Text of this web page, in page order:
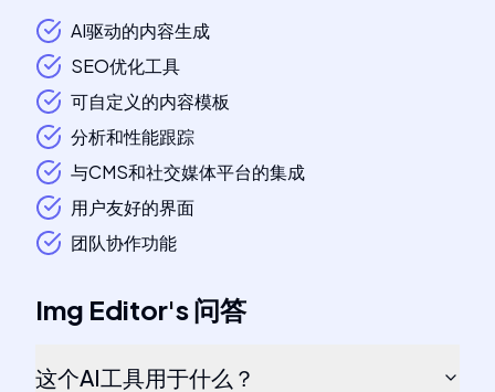
AI驱动的内容生成
SEO优化工具
可自定义的内容模板
分析和性能跟踪
与CMS和社交媒体平台的集成
用户友好的界面
团队协作功能
Img Editor's问答
这个AI工具用于什么？